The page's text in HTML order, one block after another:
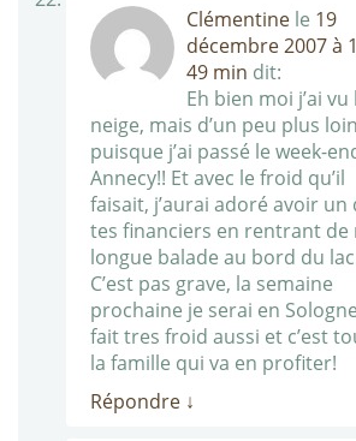
Clémentine le 19
décembre 2007 à
49 min dit:
Eh bien moi j’ai vu
neige, mais d’un peu plus loin
puisque j’ai passé le week-
Annecy!! Et avec le froid qu’il
faisait, j’aurai adoré avoir un
tes financiers en rentrant de
longue balade au bord du
C’est pas grave, la semaine
prochaine je serai en
fait tres froid aussi et c’est
la famille qui va en profiter!
Répondre ↓